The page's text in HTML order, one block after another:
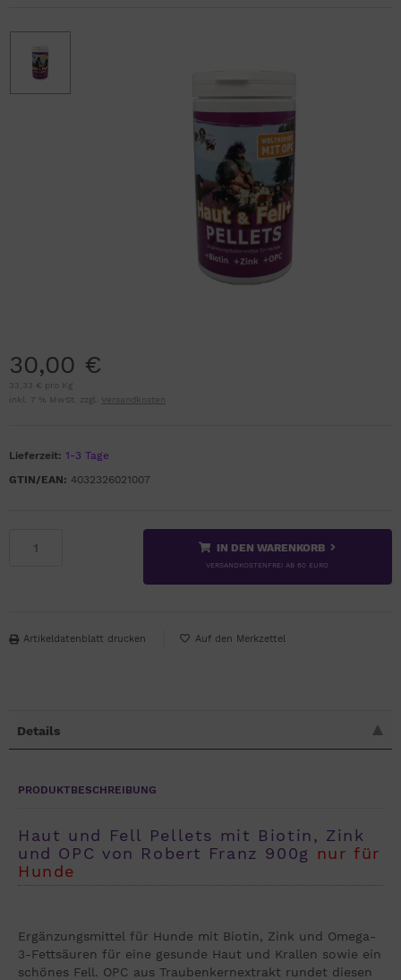
30,00 €
33,33 € pro Kg
inkl. 7 % MwSt. zzgl.
Versandkosten
Lieferzeit: 1-3 Tage
GTIN/EAN: 4032326021007
IN DEN WARENKORB
VERSANDKOSTENFREI AB 60 EURO
Artikeldatenblatt drucken
Details
PRODUKTBESCHREIBUNG
Haut und Fell Pellets mit Biotin, Zink
und OPC von Robert Franz 900g nur für
Hunde
Ergänzungsmittel für Hunde mit Biotin, Zink und Omega-
3-Fettsäuren für eine gesunde Haut und Krallen sowie ein
schönes Fell. OPC aus Traubenkernextrakt rundet diesen